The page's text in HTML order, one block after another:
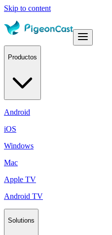
Skip to content
Productos
Android
iOS
Windows
Mac
Apple TV
Android TV
Solutions